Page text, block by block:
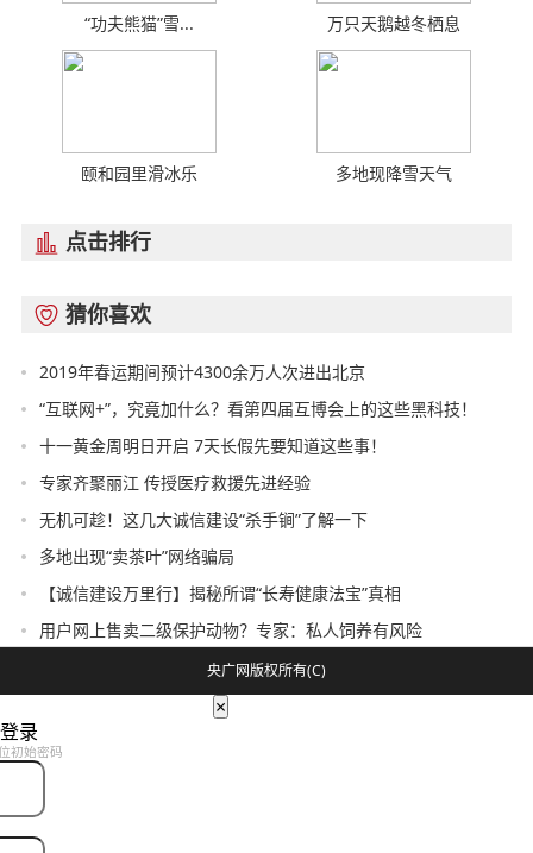
“功夫熊猫”雪... 万只天鹅越冬栖息
颐和园里滑冰乐 多地现降雪天气
 点击排行
 猜你喜欢
2019年春运期间预计4300余万人次进出北京
“互联网+”，究竟加什么？看第四届互博会上的这些黑科技！
十一黄金周明日开启 7天长假先要知道这些事！
专家齐聚丽江 传授医疗救援先进经验
无机可趁！这几大诚信建设“杀手锏”了解一下
多地出现“卖茶叶”网络骗局
【诚信建设万里行】揭秘所谓“长寿健康法宝”真相
用户网上售卖二级保护动物？专家：私人饲养有风险
央广网版权所有(C)
×
录
初始密码